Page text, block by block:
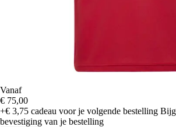
Vanaf
€ 75,00
+€ 3,75 cadeau voor je volgende bestelling
bevestiging van je bestelling